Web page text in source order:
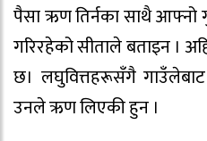
पैसा ऋण तिर्नका साथै आफ्नो
गरिरहेको सीताले बताइन ।
छ। लघुवित्तहरूसँगै
उनले ऋण लिएकी हुन ।